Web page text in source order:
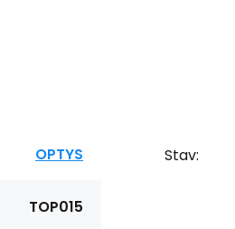
OPTYS
TOP015
Stav: